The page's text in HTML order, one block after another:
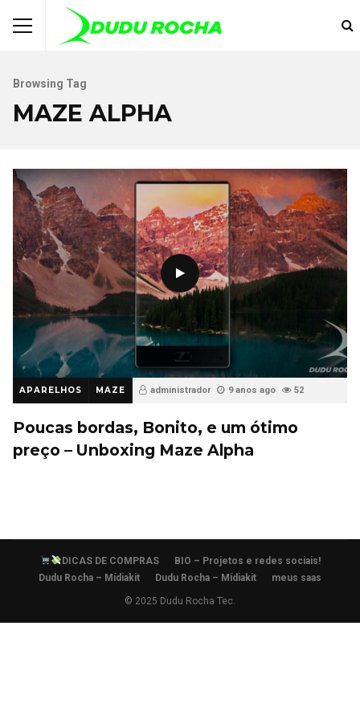
Browsing Tag
MAZE ALPHA
APARELHOS MAZE administrador 9 anos ago 52
Poucas bordas, Bonito, e um ótimo
preço – Unboxing Maze Alpha
DICAS DE COMPRAS
BIO – Projetos e redes sociais!
Dudu Rocha – Mídiakit
Dudu Rocha – Mídiakit meus saas
© 2025 Dudu Rocha Tec.